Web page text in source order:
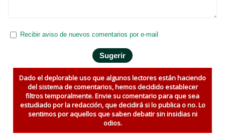
Recibir aviso de nuevos comentarios por e-mail
Dado el deplorable uso que algunos lectores están haciendo
del sistema de comentarios, hemos decidido establecer
filtros temporalmente. Envie su comentario para que sea
estudiado por la redacción, que decidirá si lo publica o no. Lo
sentimos por aquellos que saben debatir sin insidias ni
odios.